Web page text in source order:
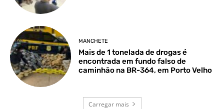
MANCHETE
Mais de 1 tonelada de drogas é
encontrada em fundo falso de
caminhão na BR-364, em Porto Velho
Carregar mais